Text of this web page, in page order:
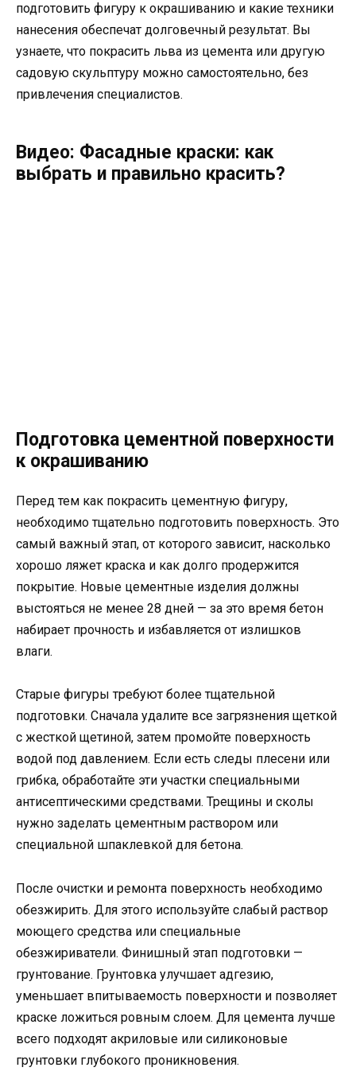
подготовить фигуру к окрашиванию и какие техники
нанесения обеспечат долговечный результат. Вы
узнаете, что покрасить льва из цемента или другую
садовую скульптуру можно самостоятельно, без
привлечения специалистов.
Видео: Фасадные краски: как
выбрать и правильно красить?
Подготовка цементной поверхности
к окрашиванию
Перед тем как покрасить цементную фигуру,
необходимо тщательно подготовить поверхность. Это
самый важный этап, от которого зависит, насколько
хорошо ляжет краска и как долго продержится
покрытие. Новые цементные изделия должны
выстояться не менее 28 дней — за это время бетон
набирает прочность и избавляется от излишков
влаги.
Старые фигуры требуют более тщательной
подготовки. Сначала удалите все загрязнения щеткой
с жесткой щетиной, затем промойте поверхность
водой под давлением. Если есть следы плесени или
грибка, обработайте эти участки специальными
антисептическими средствами. Трещины и сколы
нужно заделать цементным раствором или
специальной шпаклевкой для бетона.
После очистки и ремонта поверхность необходимо
обезжирить. Для этого используйте слабый раствор
моющего средства или специальные
обезжириватели. Финишный этап подготовки —
грунтование. Грунтовка улучшает адгезию,
уменьшает впитываемость поверхности и позволяет
краске ложиться ровным слоем. Для цемента лучше
всего подходят акриловые или силиконовые
грунтовки глубокого проникновения.